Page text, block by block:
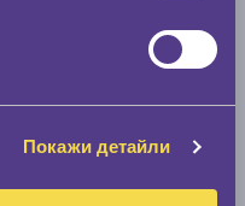
Покажи детайли
По марка автомобил